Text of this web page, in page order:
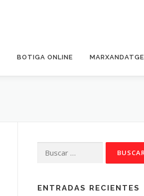
BOTIGA ONLINE MARXANDATGE
ENTRADAS RECIENTES